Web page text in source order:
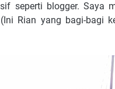
seperti blogger. Saya
Rian yang bagi-bagi